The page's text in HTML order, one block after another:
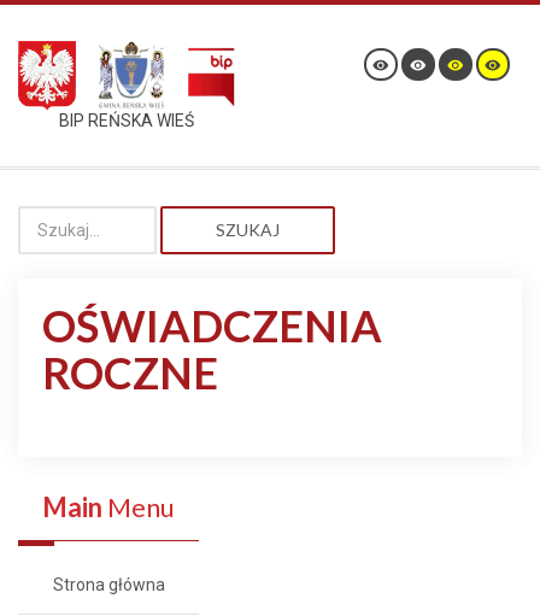
BIP REŃSKA WIEŚ
SZUKAJ
OŚWIADCZENIA
ROCZNE
Main Menu
Strona główna